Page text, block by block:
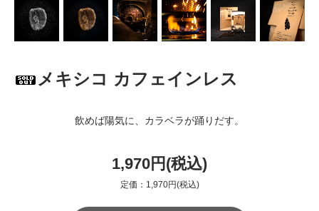
メキシコ カフェインレス
飲めば陽気に、カラベラが踊りだす。
1,970円(税込)
定価：1,970円(税込)